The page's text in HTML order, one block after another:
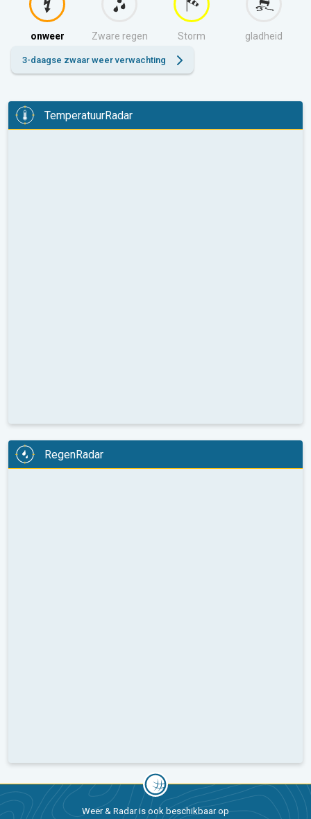
onweer Zware regen Storm gladheid
3-daagse zwaar weer verwachting
TemperatuurRadar
RegenRadar
Weer & Radar is ook beschikbaar op